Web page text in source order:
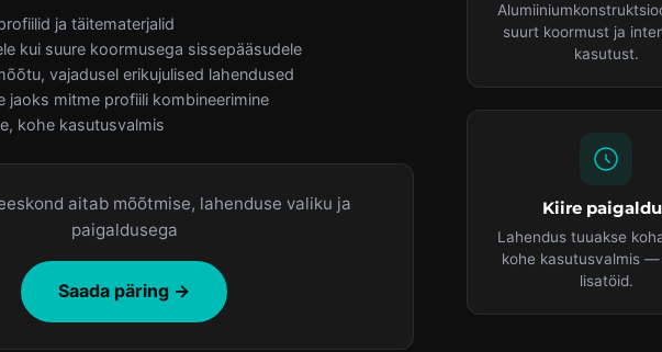
ja täitematerjalid
kui suure koormusega sissepääsudele
vajadusel erikujulised lahendused
jaoks mitme profiili kombineerimine
kohe kasutusvalmis
aitab mõõtmise, lahenduse valiku ja
paigaldusega
Saada päring →
suurt koormust ja
kasutust.
Kiire
Lahendus tuuakse
kohe kasutusvalmis —
lisatöid.